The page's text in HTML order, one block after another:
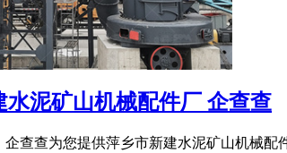
水泥矿山机械配件厂 企查查
企查查为您提供萍乡市新建水泥矿山机械